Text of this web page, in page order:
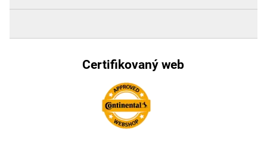
Certifikovaný web